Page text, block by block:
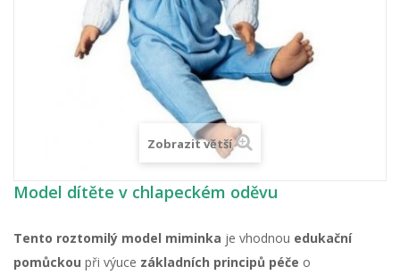
Zobrazit větší
Model dítěte v chlapeckém oděvu
Tento roztomilý model miminka je vhodnou edukační
pomůckou při výuce základních principů péče o